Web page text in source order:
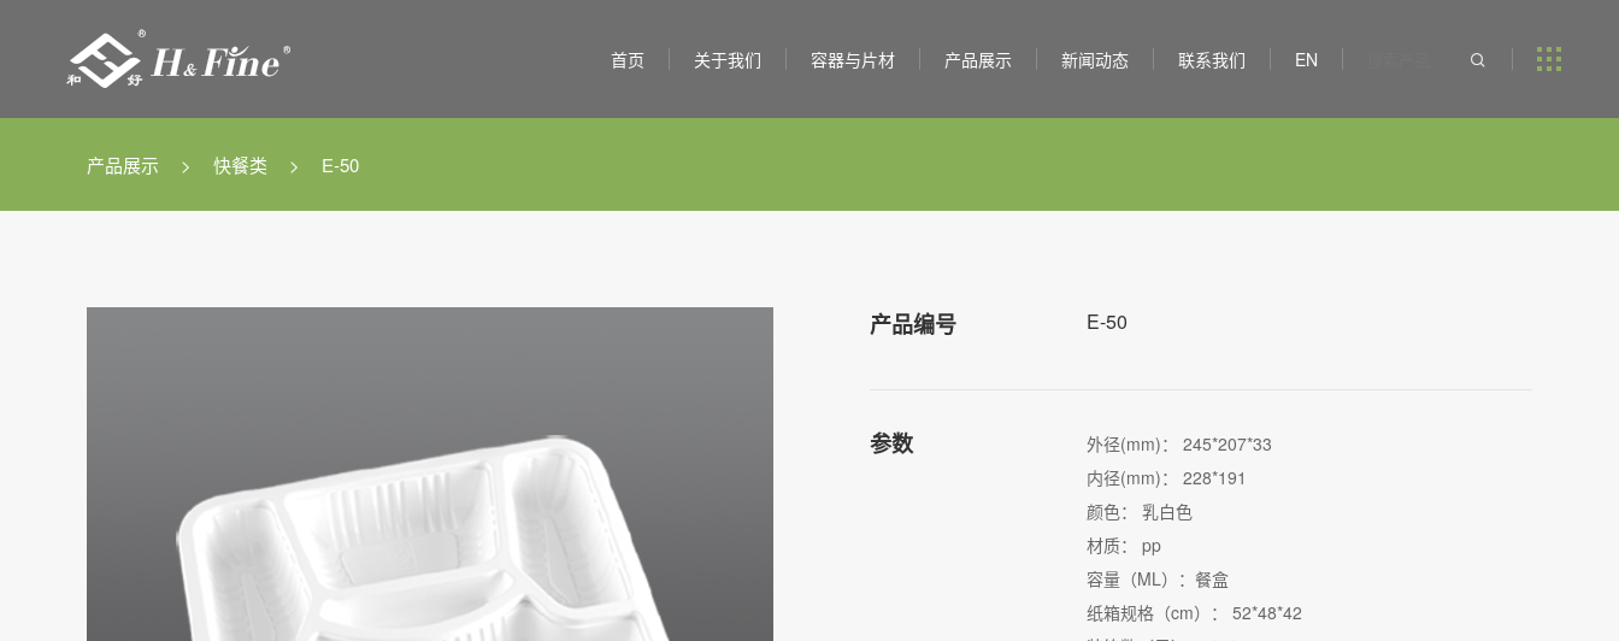
 首页 关于我们 容器与片材 产品展示 新闻动态 联系我们 EN 
产品展示 > 快餐类 > E-50
产品编号 E-50
参数
外径(mm)： 245*207*33
内径(mm)： 228*191
颜色： 乳白色
材质： pp
容量（ML）：餐盒
纸箱规格（cm）： 52*48*42